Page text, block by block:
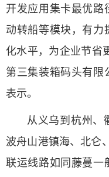
开发应用集卡最优路
动转船等模块，有力
化水平，为企业节省
第三集装箱码头有限
表示。
从义乌到杭州
波舟山港镇海、北仑
联运线路如同藤蔓一